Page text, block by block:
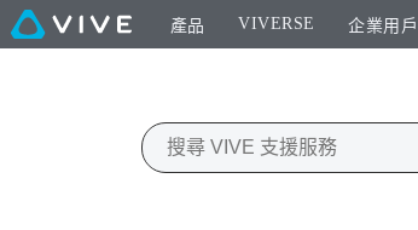
產品 VIVERSE 企業用戶